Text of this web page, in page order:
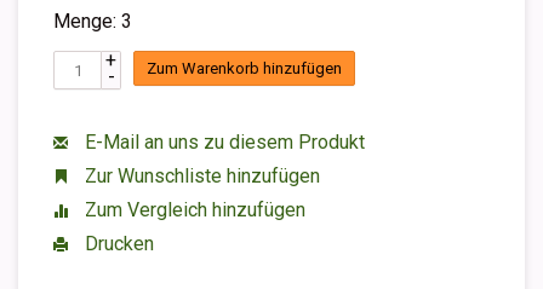
Menge: 3
+
- Zum Warenkorb hinzufügen
E-Mail an uns zu diesem Produkt
Zur Wunschliste hinzufügen
Zum Vergleich hinzufügen
Drucken